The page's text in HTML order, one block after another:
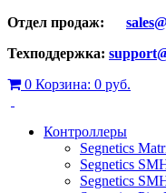
Отдел продаж:
Техподдержка:
0 Корзина: 0 руб.
Контроллеры
Segnetics
Segnetics
Segnetics